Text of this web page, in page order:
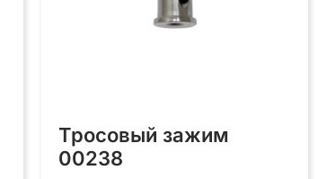
Тросовый зажим
00238